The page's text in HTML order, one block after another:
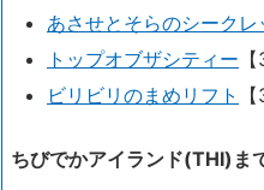
あさせとそらのシーク
トップオブザシティー
ビリビリのまめリフト
ちびでかアイランド(THI)ま